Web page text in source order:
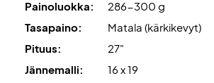
Väri: Oranssi ja harmaa
Painoluokka:
286-300 g
Tasapaino:
Matala (kärkikevyt)
Pituus:
27"
Jännemalli:
16 x 19